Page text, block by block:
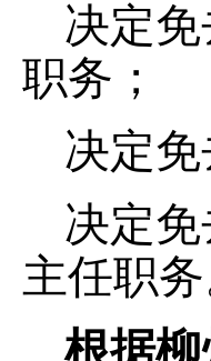
决定
职务；
决定
决定
主任职务
根据